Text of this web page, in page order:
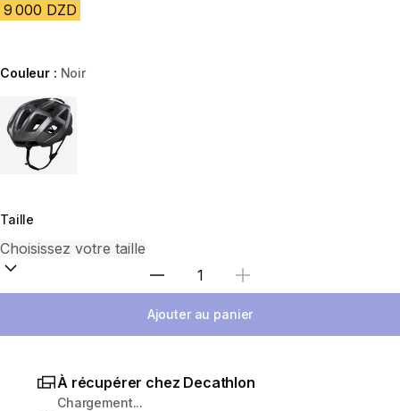
9 000 DZD
Couleur : Noir
Choose a variant
Taille
Sélectionnez la quantité
Ajouter au panier
À récupérer chez Decathlon
Chargement...